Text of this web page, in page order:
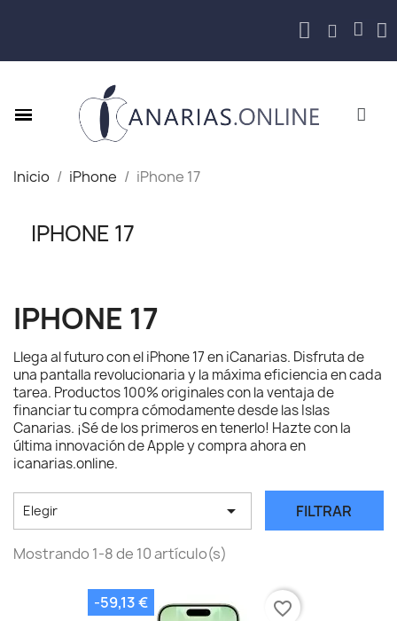
Inicio iPhone iPhone 17
IPHONE 17
IPHONE 17
Llega al futuro con el iPhone 17 en iCanarias. Disfruta de
una pantalla revolucionaria y la máxima eficiencia en cada
tarea. Productos 100% originales con la ventaja de
financiar tu compra cómodamente desde las Islas
Canarias. ¡Sé de los primeros en tenerlo! Hazte con la
última innovación de Apple y compra ahora en
icanarias.online.
Elegir  FILTRAR
Mostrando 1-8 de 10 artículo(s)
-59,13 € favorite_border